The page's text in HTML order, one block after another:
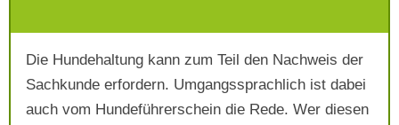
Mit Absenden der Daten akzeptiere ich die
AGB`s.
Die Hundehaltung kann zum Teil den Nachweis der
Sachkunde erfordern. Umgangssprachlich ist dabei
auch vom Hundeführerschein die Rede. Wer diesen